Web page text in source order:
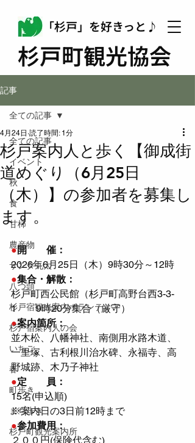
「杉戸」を好きっと♪
杉戸町観光協会
記事
全ての記事
イベント
秋
食
甘柿
農産物
サンタ丸太
八つ頭
杉戸宿観光案内ボランティア
杉戸宿案内人の会
いちご
春
町歩き
まち歩き
杉戸町観光案内所
全ての記事
杉戸案内人と歩く【御成街
道めぐり（6月25日
（木）】の参加者を募集し
ます。
4月24日 読了時間: 1分
●開　　催：
2026年6月25日（木）9時30分～12時
●集合・解散：
杉戸町西公民館（杉戸町高野台西3-3-
1　　9時20分集合（厳守）
●案内箇所：
並木松、八幡神社、南側用水路木道、
一里塚、古利根川治水碑、永福寺、高
野城跡、木乃子神社
●定　　員：
15名(申込順)
※案内日の3日前12時まで
●参加費用：
２００円(保険代含む)